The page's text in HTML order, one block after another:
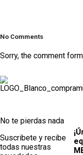
No Comments
Sorry, the comment
No te pierdas nada
Suscribete y recibe
todas nuestras